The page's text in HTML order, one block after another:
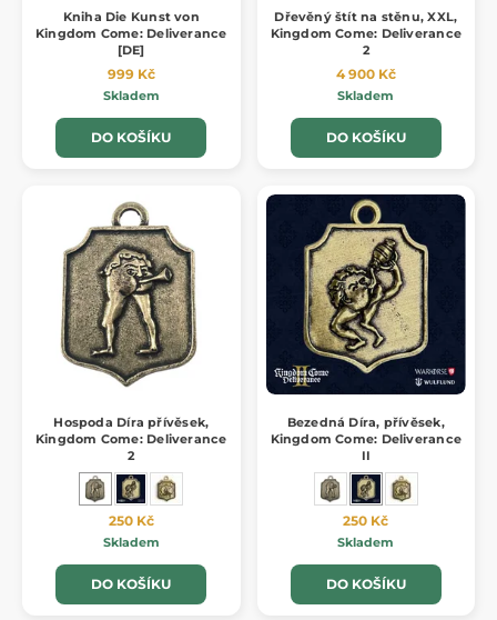
Kniha Die Kunst von
Kingdom Come: Deliverance
[DE]
999 Kč
Skladem
DO KOŠÍKU
Dřevěný štít na stěnu, XXL,
Kingdom Come: Deliverance
2
4 900 Kč
Skladem
DO KOŠÍKU
Hospoda Díra přívěsek,
Kingdom Come: Deliverance
2
250 Kč
Skladem
DO KOŠÍKU
Bezedná Díra, přívěsek,
Kingdom Come: Deliverance
II
250 Kč
Skladem
DO KOŠÍKU